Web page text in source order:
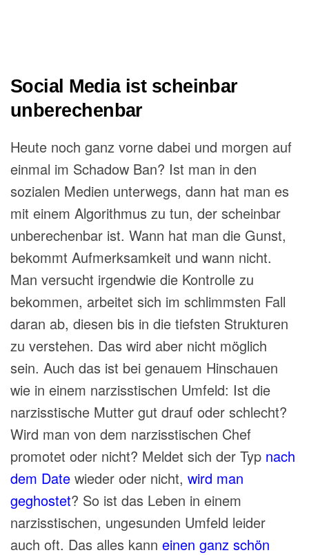
Social Media ist scheinbar
unberechenbar
Heute noch ganz vorne dabei und morgen auf
einmal im Schadow Ban? Ist man in den
sozialen Medien unterwegs, dann hat man es
mit einem Algorithmus zu tun, der scheinbar
unberechenbar ist. Wann hat man die Gunst,
bekommt Aufmerksamkeit und wann nicht.
Man versucht irgendwie die Kontrolle zu
bekommen, arbeitet sich im schlimmsten Fall
daran ab, diesen bis in die tiefsten Strukturen
zu verstehen. Das wird aber nicht möglich
sein. Auch das ist bei genauem Hinschauen
wie in einem narzisstischen Umfeld: Ist die
narzisstische Mutter gut drauf oder schlecht?
Wird man von dem narzisstischen Chef
promotet oder nicht? Meldet sich der Typ nach
dem Date wieder oder nicht, wird man
geghostet? So ist das Leben in einem
narzisstischen, ungesunden Umfeld leider
auch oft. Das alles kann einen ganz schön